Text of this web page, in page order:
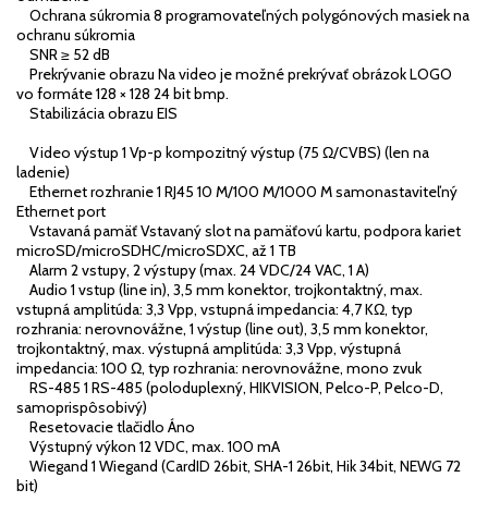
Ochrana súkromia 8 programovateľných polygónových masiek na
ochranu súkromia
SNR ≥ 52 dB
Prekrývanie obrazu Na video je možné prekrývať obrázok LOGO
vo formáte 128 × 128 24 bit bmp.
Stabilizácia obrazu EIS
Video výstup 1 Vp-p kompozitný výstup (75 Ω/CVBS) (len na
ladenie)
Ethernet rozhranie 1 RJ45 10 M/100 M/1000 M samonastaviteľný
Ethernet port
Vstavaná pamäť Vstavaný slot na pamäťovú kartu, podpora kariet
microSD/microSDHC/microSDXC, až 1 TB
Alarm 2 vstupy, 2 výstupy (max. 24 VDC/24 VAC, 1 A)
Audio 1 vstup (line in), 3,5 mm konektor, trojkontaktný, max.
vstupná amplitúda: 3,3 Vpp, vstupná impedancia: 4,7 KΩ, typ
rozhrania: nerovnovážne, 1 výstup (line out), 3,5 mm konektor,
trojkontaktný, max. výstupná amplitúda: 3,3 Vpp, výstupná
impedancia: 100 Ω, typ rozhrania: nerovnovážne, mono zvuk
RS-485 1 RS-485 (poloduplexný, HIKVISION, Pelco-P, Pelco-D,
samoprispôsobivý)
Resetovacie tlačidlo Áno
Výstupný výkon 12 VDC, max. 100 mA
Wiegand 1 Wiegand (CardID 26bit, SHA-1 26bit, Hik 34bit, NEWG 72
bit)